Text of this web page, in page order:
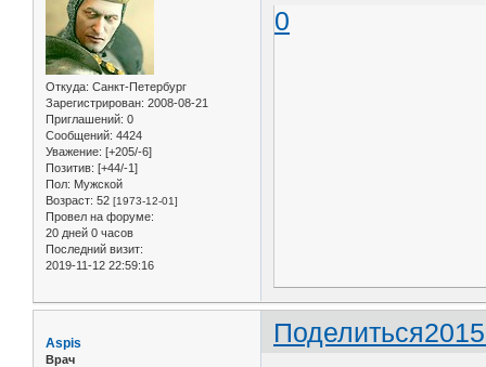
Откуда: Санкт-Петербург
Зарегистрирован: 2008-08-21
Приглашений: 0
Сообщений: 4424
Уважение: [+205/-6]
Позитив: [+44/-1]
Пол: Мужской
Возраст: 52 [1973-12-01]
Провел на форуме:
20 дней 0 часов
Последний визит:
2019-11-12 22:59:16
0
Поделиться
Aspis
Врач